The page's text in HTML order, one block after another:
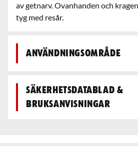
av getnarv. Ovanhanden och
tyg med resår.
Användningsområde
Säkerhetsdatablad &
bruksanvisningar